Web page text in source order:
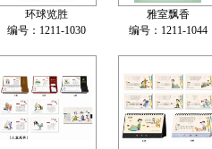
环球览胜
编号：1211-1030
雅室飘香
编号：1211-1044